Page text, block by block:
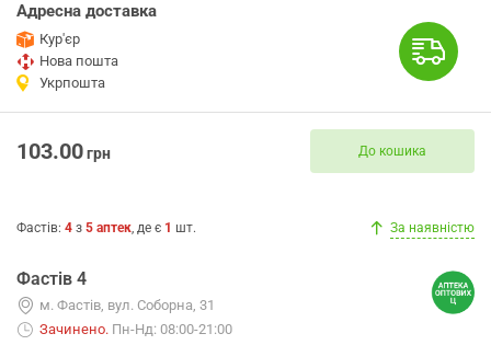
Адресна доставка
Кур'єр
Нова пошта
Укрпошта
103.00грн До кошика
Фастів: 4 з 5 аптек, де є 1 шт. За наявністю
Фастів 4
м. Фастів, вул. Соборна, 31
Зачинено. Пн-Нд: 08:00-21:00